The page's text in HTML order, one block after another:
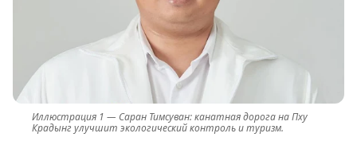
Саран Тимсуван: канатная дорога на Пху
Крадынг улучшит экологический контроль и туризм.